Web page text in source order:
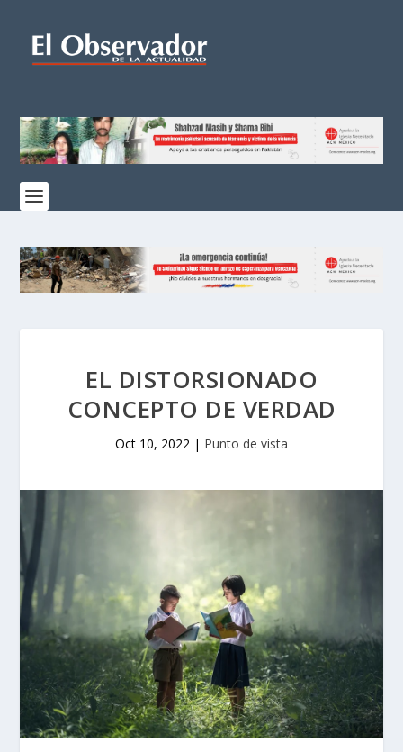
EL DISTORSIONADO
CONCEPTO DE VERDAD
Oct 10, 2022 | Punto de vista